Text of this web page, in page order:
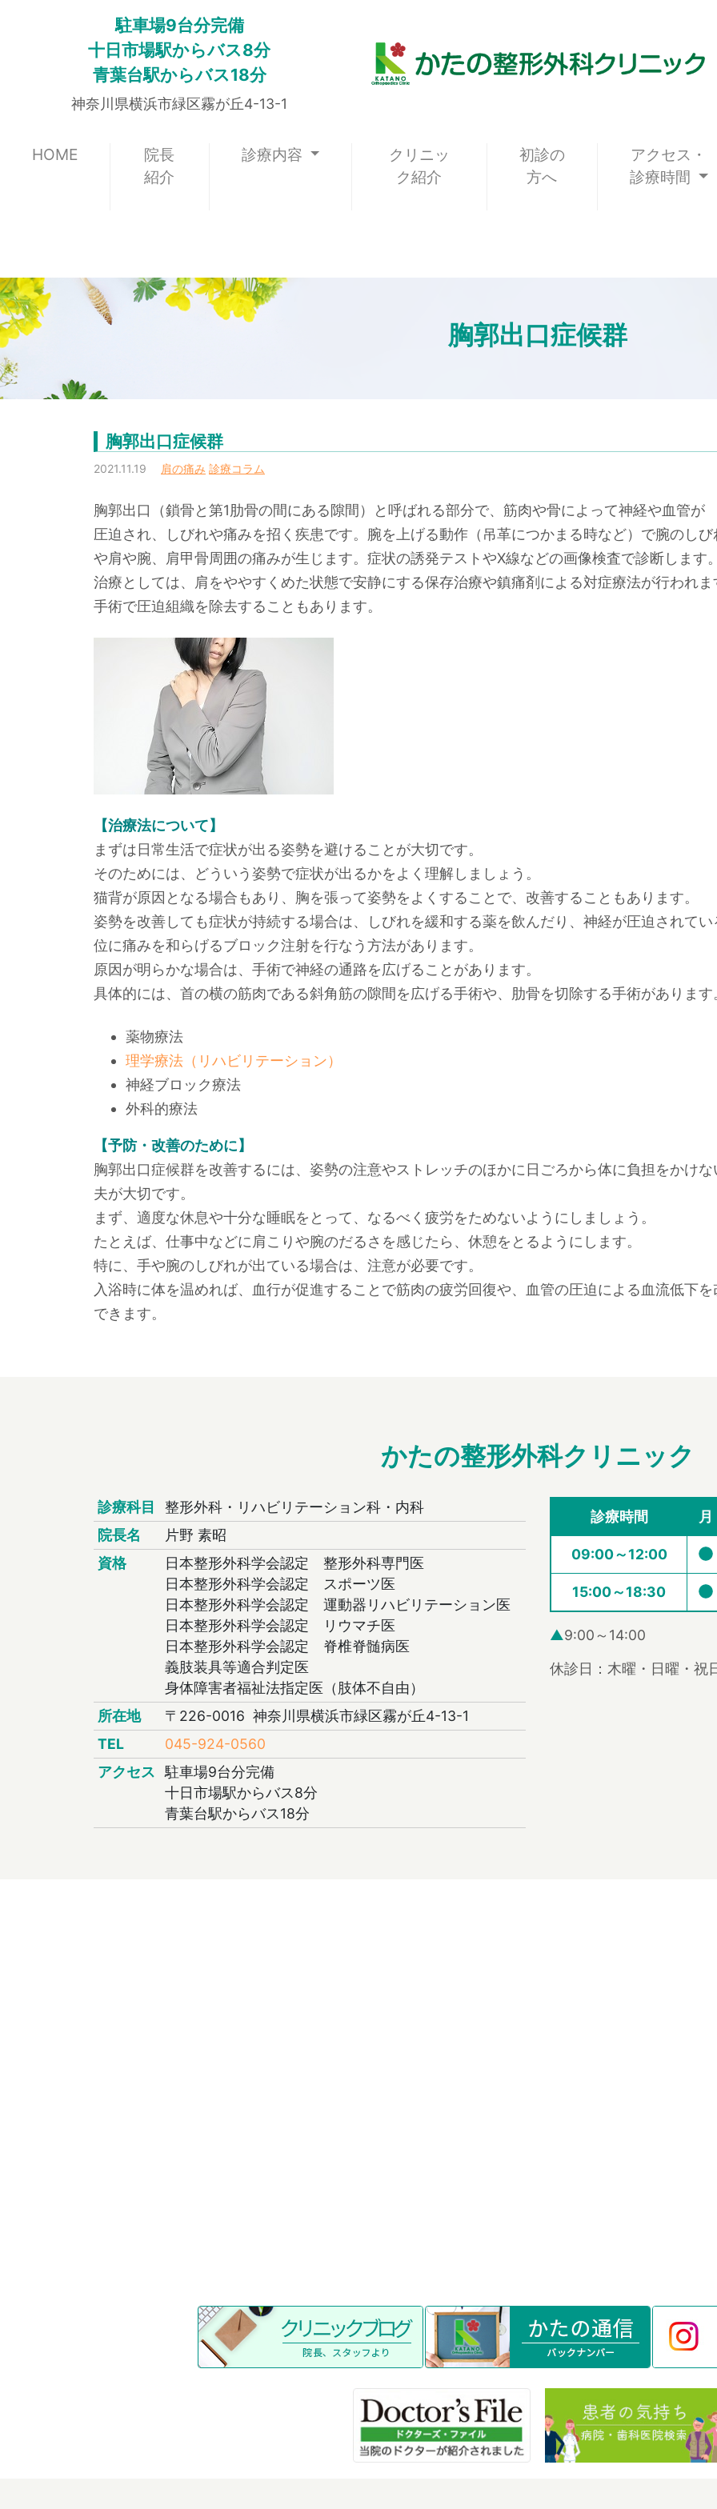
駐車場9台分完備
十日市場駅からバス8分
青葉台駅からバス18分
神奈川県横浜市緑区霧が丘4-13-1
HOME
院長
紹介
診療内容
クリニッ
ク紹介
初診の
方へ
アクセス・
診療時間
胸郭出口症候群
胸郭出口症候群
2021.11.19 肩の痛み 診療コラム
胸郭出口（鎖骨と第1肋骨の間にある隙間）と呼ばれる部分で、筋肉や骨によって神経や血管が
圧迫され、しびれや痛みを招く疾患です。腕を上げる動作（吊革につかまる時など）で腕のしび
や肩や腕、肩甲骨周囲の痛みが生じます。症状の誘発テストやX線などの画像検査で診断します。
治療としては、肩をややすくめた状態で安静にする保存治療や鎮痛剤による対症療法が行われま
手術で圧迫組織を除去することもあります。
【治療法について】
まずは日常生活で症状が出る姿勢を避けることが大切です。
そのためには、どういう姿勢で症状が出るかをよく理解しましょう。
猫背が原因となる場合もあり、胸を張って姿勢をよくすることで、改善することもあります。
姿勢を改善しても症状が持続する場合は、しびれを緩和する薬を飲んだり、神経が圧迫されてい
位に痛みを和らげるブロック注射を行なう方法があります。
原因が明らかな場合は、手術で神経の通路を広げることがあります。
具体的には、首の横の筋肉である斜角筋の隙間を広げる手術や、肋骨を切除する手術があります
薬物療法
理学療法（リハビリテーション）
神経ブロック療法
外科的療法
【予防・改善のために】
胸郭出口症候群を改善するには、姿勢の注意やストレッチのほかに日ごろから体に負担をかけな
夫が大切です。
まず、適度な休息や十分な睡眠をとって、なるべく疲労をためないようにしましょう。
たとえば、仕事中などに肩こりや腕のだるさを感じたら、休憩をとるようにします。
特に、手や腕のしびれが出ている場合は、注意が必要です。
入浴時に体を温めれば、血行が促進することで筋肉の疲労回復や、血管の圧迫による血流低下を
できます。
かたの整形外科クリニック
診療科目
整形外科・リハビリテーション科・内科
院長名
片野 素昭
資格
日本整形外科学会認定 整形外科専門医
日本整形外科学会認定 スポーツ医
日本整形外科学会認定 運動器リハビリテーション医
日本整形外科学会認定 リウマチ医
日本整形外科学会認定 脊椎脊髄病医
義肢装具等適合判定医
身体障害者福祉法指定医（肢体不自由）
所在地
〒226-0016 神奈川県横浜市緑区霧が丘4-13-1
TEL
045-924-0560
アクセス
駐車場9台分完備
十日市場駅からバス8分
青葉台駅からバス18分
診療時間 月
09:00～12:00
15:00～18:30
▲9:00～14:00
休診日：木曜・日曜・祝